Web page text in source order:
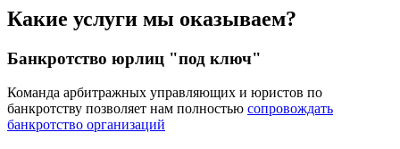
Какие услуги мы оказываем?
Банкротство юрлиц "под ключ"
Команда арбитражных управляющих и юристов по
банкротству позволяет нам полностью сопровождать
банкротство организаций